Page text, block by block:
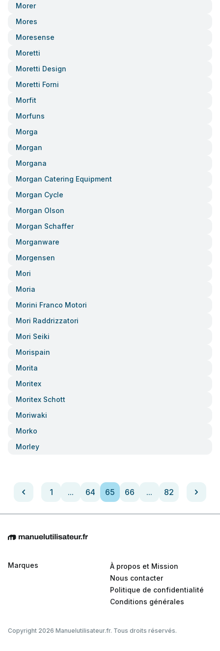
Morer
Mores
Moresense
Moretti
Moretti Design
Moretti Forni
Morfit
Morfuns
Morga
Morgan
Morgana
Morgan Catering Equipment
Morgan Cycle
Morgan Olson
Morgan Schaffer
Morganware
Morgensen
Mori
Moria
Morini Franco Motori
Mori Raddrizzatori
Mori Seiki
Morispain
Morita
Moritex
Moritex Schott
Moriwaki
Morko
Morley
1 ... 64 65 66 ... 82
Marques
À propos et Mission
Nous contacter
Politique de confidentialité
Conditions générales
Copyright 2026 Manuelutilisateur.fr. Tous droits réservés.